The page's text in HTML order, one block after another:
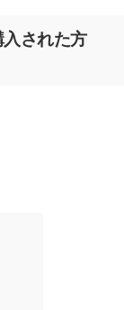
された方